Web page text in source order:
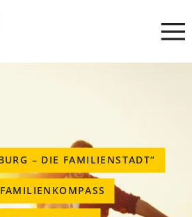
FAMILIENKOMPASS
– DIE FAMILIENSTADT“